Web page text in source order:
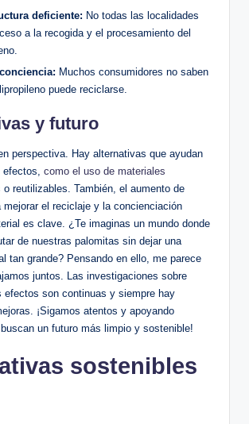
deficiente: No todas las localidades
a la recogida y el procesamiento del
Muchos consumidores no saben
puede reciclarse.
y futuro
perspectiva. Hay alternativas que ayudan
como el uso de materiales
o reutilizables. También, el aumento de
mejorar el reciclaje y la concienciación
es clave. ¿Te imaginas un mundo donde
de nuestras palomitas sin dejar una
tan grande? Pensando en ello, me parece
juntos. Las investigaciones sobre
efectos son continuas y siempre hay
¡Sigamos atentos y apoyando
un futuro más limpio y sostenible!
sostenibles